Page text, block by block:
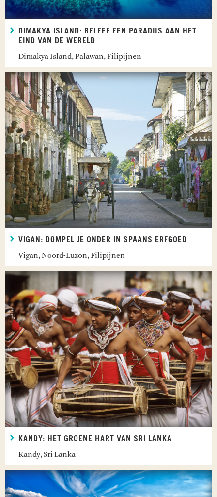
DIMAKYA ISLAND: BELEEF EEN PARADIJS AAN HET
EIND VAN DE WERELD
Dimakya Island, Palawan, Filipijnen
VIGAN: DOMPEL JE ONDER IN SPAANS ERFGOED
Vigan, Noord-Luzon, Filipijnen
KANDY: HET GROENE HART VAN SRI LANKA
Kandy, Sri Lanka